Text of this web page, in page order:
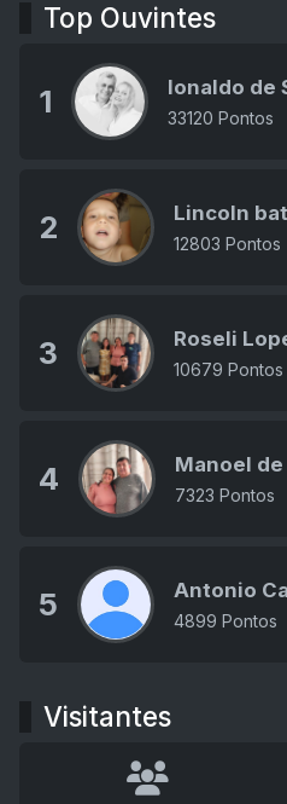
Top Ouvintes
1 Ionaldo de
33120 Pontos
2 Lincoln
12803 Pontos
3 Roseli
10679 Pontos
4 Manoel
7323 Pontos
5 Antonio
4899 Pontos
Visitantes